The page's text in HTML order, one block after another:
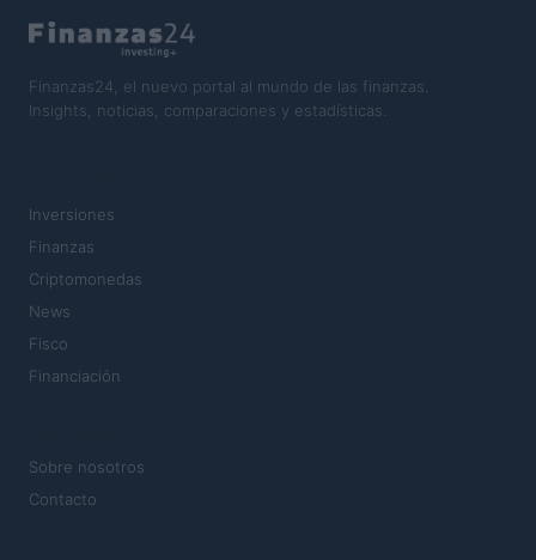
Finanzas24, el nuevo portal al mundo de las finanzas.
Insights, noticias, comparaciones y estadísticas.
Inversiones
Finanzas
Criptomonedas
News
Fisco
Financiación
Sobre nosotros
Contacto